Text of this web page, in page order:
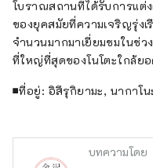
โบราณสถานที่ได้รับการแต่
ของยุคสมัยที่ความเจริญรุ่งเ
จำนวนมากมาเยี่ยมชมในช่ว
ที่ใหญ่ที่สุดของโนโตะใกล้ยอ
■ที่อยู่: อิสึรุกิยามะ, นากาโ
บทความโดย